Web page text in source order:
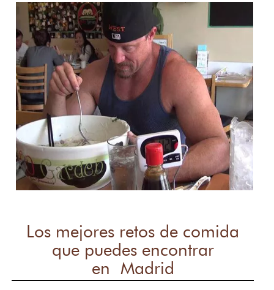
Los mejores retos de comida
que puedes encontrar
en Madrid